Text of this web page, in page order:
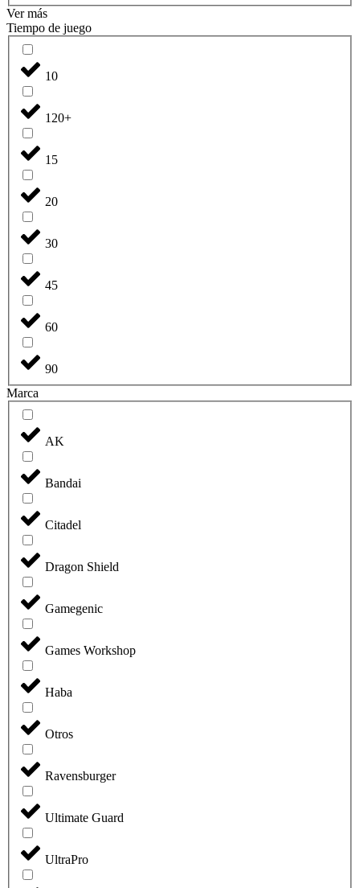
Ver más
Tiempo de juego
10
120+
15
20
30
45
60
90
Marca
AK
Bandai
Citadel
Dragon Shield
Gamegenic
Games Workshop
Haba
Otros
Ravensburger
Ultimate Guard
UltraPro